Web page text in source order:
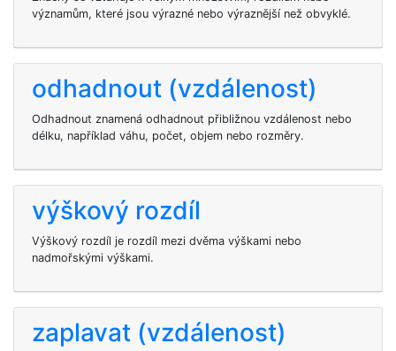
významům, které jsou výrazné nebo výraznější než obvyklé.
odhadnout (vzdálenost)
Odhadnout znamená odhadnout přibližnou vzdálenost nebo
délku, například váhu, počet, objem nebo rozměry.
výškový rozdíl
Výškový rozdíl je rozdíl mezi dvěma výškami nebo
nadmořskými výškami.
zaplavat (vzdálenost)